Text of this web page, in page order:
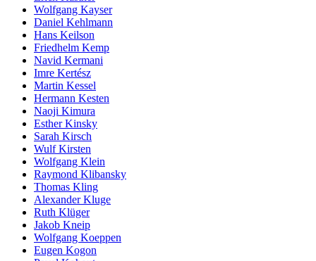
Wolfgang Kayser
Daniel Kehlmann
Hans Keilson
Friedhelm Kemp
Navid Kermani
Imre Kertész
Martin Kessel
Hermann Kesten
Naoji Kimura
Esther Kinsky
Sarah Kirsch
Wulf Kirsten
Wolfgang Klein
Raymond Klibansky
Thomas Kling
Alexander Kluge
Ruth Klüger
Jakob Kneip
Wolfgang Koeppen
Eugen Kogon